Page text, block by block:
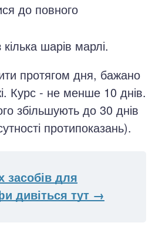
до повного
кілька шарів марлі.
протягом дня, бажано
Курс - не менше 10 днів.
збільшують до 30 днів
протипоказань).
засобів для
дивіться тут →